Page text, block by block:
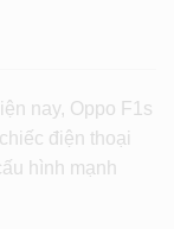
nay, Oppo F1s
điện thoại
hình mạnh